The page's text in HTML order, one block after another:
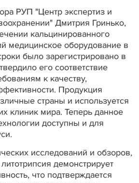
РУП "Центр экспертиз и
Дмитрия Гринько,
кальцинированного
медицинское оборудование в
было зарегистрировано в
его соответствие
к качеству,
Продукция
страны и используется
клиник мира. Теперь данное
доступны и для
исследований и обзоров,
демонстрирует
что подтверждается